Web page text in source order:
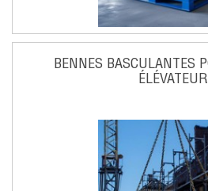
BENNES BASCULANTES